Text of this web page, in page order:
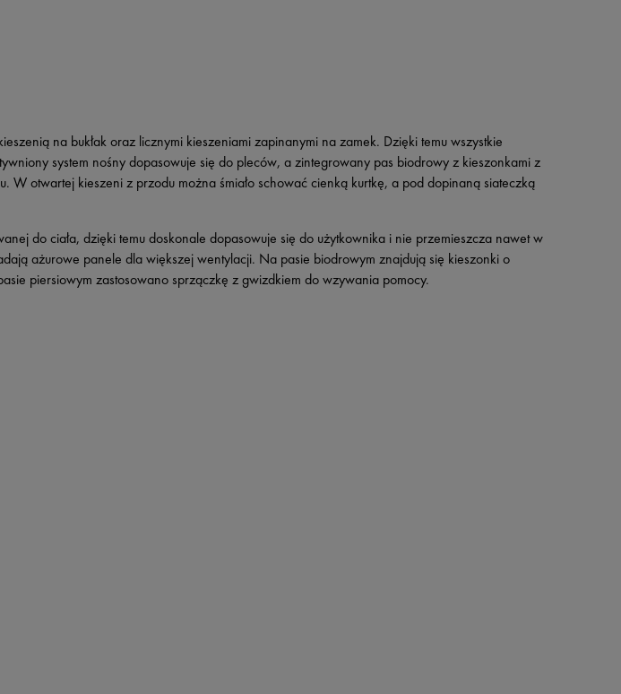
na bukłak oraz licznymi kieszeniami zapinanymi na zamek. Dzięki temu wszystkie
system nośny dopasowuje się do pleców, a zintegrowany pas biodrowy z kieszonkami z
otwartej kieszeni z przodu można śmiało schować cienką kurtkę, a pod dopinaną siateczką
do ciała, dzięki temu doskonale dopasowuje się do użytkownika i nie przemieszcza nawet w
ażurowe panele dla większej wentylacji. Na pasie biodrowym znajdują się kieszonki o
piersiowym zastosowano sprzączkę z gwizdkiem do wzywania pomocy.